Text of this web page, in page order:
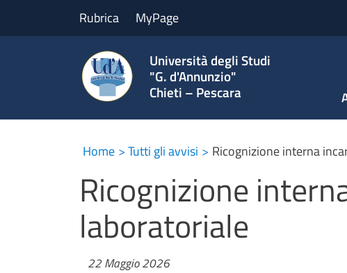
Rubrica MyPage
Università degli Studi
"G. d'Annunzio"
Chieti – Pescara
Home Tutti gli avvisi Ricognizione interna
Ricognizione
laboratoriale
22 Maggio 2026